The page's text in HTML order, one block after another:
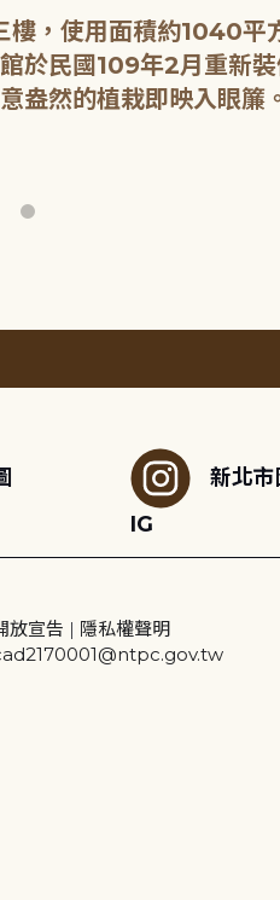
，使用面積約1040平
於民國109年2月重新
盎然的植栽即映入眼簾
新北市
IG
放宣告 | 隱私權聲明